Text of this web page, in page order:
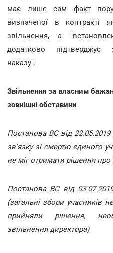
має лише сам факт
визначеної в контракті
звільнення, а
додатково підтверджує
наказу".
Звільнення за власним
зовнішні обставини
Постанова ВС від 22.05.2019
зв'язку зі смертю єдиного
не міг отримати рішення про
Постанова ВС від
(загальні збори учасників
прийняли рішення,
звільнення директора)